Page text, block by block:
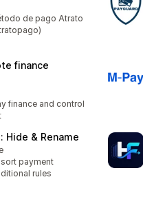
de pago Atrato
finance
finance and control
Hide & Rename
payment
rules